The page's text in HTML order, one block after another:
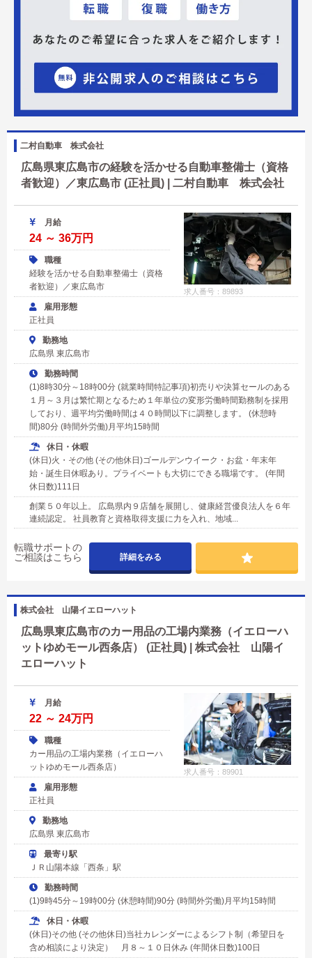
二村自動車 株式会社
広島県東広島市の経験を活かせる自動車整備士（資格
者歓迎）／東広島市 (正社員) | 二村自動車 株式会社
求人番号：89893
月給
24 ～ 36万円
職種
経験を活かせる自動車整備士（資格
者歓迎）／東広島市
雇用形態
正社員
勤務地
広島県 東広島市
勤務時間
(1)8時30分～18時00分 (就業時間特記事項)初売りや決算セールのある
１月～３月は繁忙期となるため１年単位の変形労働時間勤務制を採用
しており、週平均労働時間は４０時間以下に調整します。 (休憩時
間)80分 (時間外労働)月平均15時間
休日・休暇
(休日)火・その他 (その他休日)ゴールデンウイーク・お盆・年末年
始・誕生日休暇あり。プライベートも大切にできる職場です。 (年間
休日数)111日
創業５０年以上。 広島県内９店舗を展開し、健康経営優良法人を６年
連続認定。 社員教育と資格取得支援に力を入れ、地域...
転職サポートの
ご相談はこちら
詳細をみる
株式会社 山陽イエローハット
広島県東広島市のカー用品の工場内業務（イエローハ
ットゆめモール西条店） (正社員) | 株式会社 山陽イ
エローハット
求人番号：89901
月給
22 ～ 24万円
職種
カー用品の工場内業務（イエローハ
ットゆめモール西条店）
雇用形態
正社員
勤務地
広島県 東広島市
最寄り駅
ＪＲ山陽本線「西条」駅
勤務時間
(1)9時45分～19時00分 (休憩時間)90分 (時間外労働)月平均15時間
休日・休暇
(休日)その他 (その他休日)当社カレンダーによるシフト制（希望日を
含め相談により決定） 月８～１０日休み (年間休日数)100日